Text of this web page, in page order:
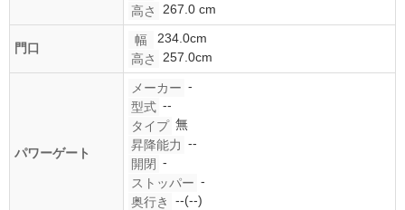
高さ
267.0 cm
門口
幅
234.0cm
高さ
257.0cm
パワーゲート
メーカー -
型式 --
タイプ 無
昇降能力 --
開閉 -
ストッパー -
奥行き
--(--)